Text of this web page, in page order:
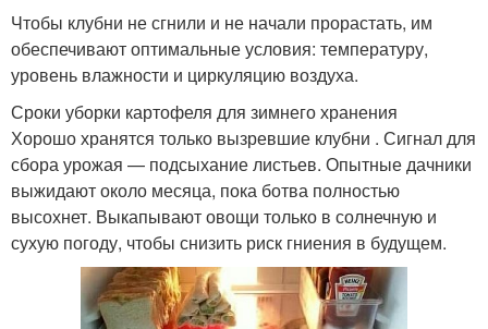
Чтобы клубни не сгнили и не начали прорастать, им
обеспечивают оптимальные условия: температуру,
уровень влажности и циркуляцию воздуха.
Сроки уборки картофеля для зимнего хранения
Хорошо хранятся только вызревшие клубни . Сигнал для
сбора урожая — подсыхание листьев. Опытные дачники
выжидают около месяца, пока ботва полностью
высохнет. Выкапывают овощи только в солнечную и
сухую погоду, чтобы снизить риск гниения в будущем.